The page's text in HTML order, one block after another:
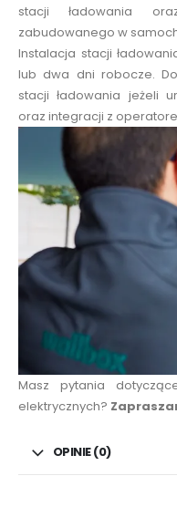
stacji ładowania
zabudowanego w
Instalacja stacji
lub dwa dni robocze.
stacji ładowania jeżeli
oraz integracji z
Masz pytania
elektrycznych?
OPINIE (0)